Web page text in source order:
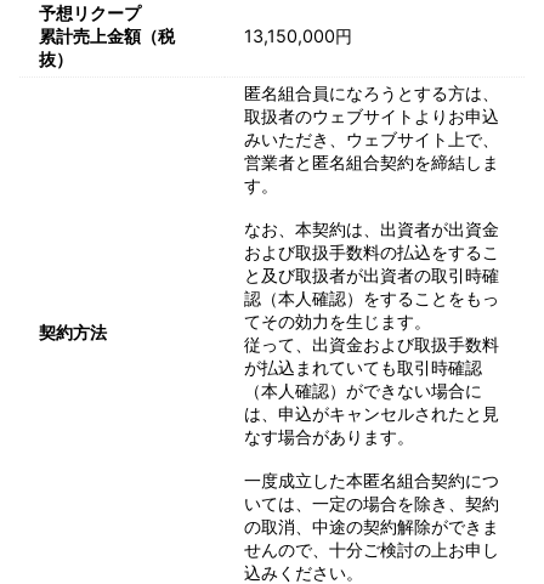
予想リクープ
累計売上金額（税
抜）
13,150,000円
契約方法
匿名組合員になろうとする方は、
取扱者のウェブサイトよりお申込
みいただき、ウェブサイト上で、
営業者と匿名組合契約を締結しま
す。
なお、本契約は、出資者が出資金
および取扱手数料の払込をするこ
と及び取扱者が出資者の取引時確
認（本人確認）をすることをもっ
てその効力を生じます。
従って、出資金および取扱手数料
が払込まれていても取引時確認
（本人確認）ができない場合に
は、申込がキャンセルされたと見
なす場合があります。
一度成立した本匿名組合契約につ
いては、一定の場合を除き、契約
の取消、中途の契約解除ができま
せんので、十分ご検討の上お申し
込みください。